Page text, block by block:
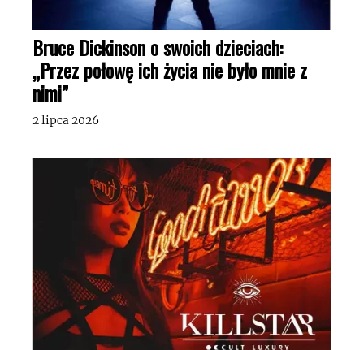
Bruce Dickinson o swoich dzieciach:
„Przez połowę ich życia nie było mnie z
nimi”
2 lipca 2026